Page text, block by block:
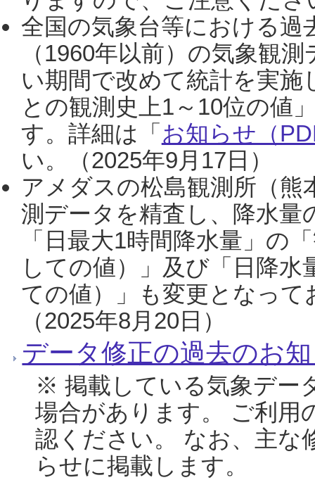
全国の気象台等における過
（1960年以前）の気象観
い期間で改めて統計を実
との観測史上1～10位の値
す。詳細は「 お知らせ（
い。（2025年9月17日）
アメダスの松島観測所（熊
測データを精査し、降水
「日最大1時間降水量」の
しての値）」及び「日降
ての値）」も変更となっ
（2025年8月20日）
データ修正の過去のお
※ 掲載している気象デー
場合があります。 ご利用
認ください。 なお、主な
らせに掲載します。